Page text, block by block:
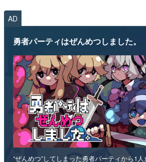
AD
勇者パーティはぜんめつしました。
“ぜんめつ”してしまった勇者パーティから1